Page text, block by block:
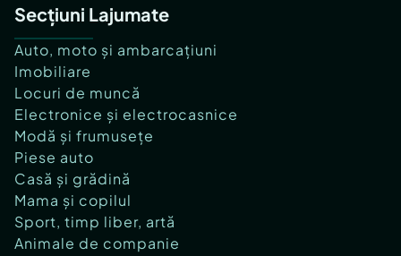
Secțiuni Lajumate
Auto, moto și ambarcațiuni
Imobiliare
Locuri de muncă
Electronice și electrocasnice
Modă și frumusețe
Piese auto
Casă și grădină
Mama și copilul
Sport, timp liber, artă
Animale de companie